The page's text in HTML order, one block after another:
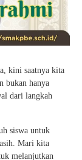
kini saatnya kita
bukan hanya
dari langkah
siswa untuk
Mari kita
melanjutkan